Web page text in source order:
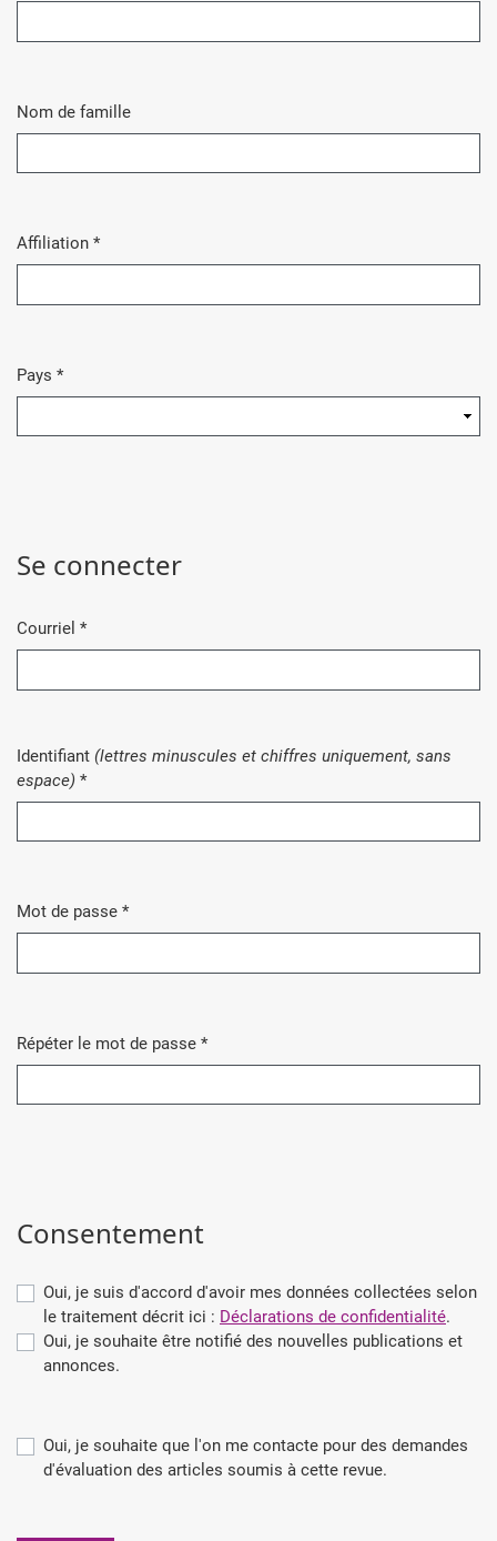
Nom de famille
Affiliation *
Obligatoire
Pays *
Obligatoire
Se connecter
Courriel *
Obligatoire
Identifiant (lettres minuscules et chiffres uniquement, sans
espace) *Obligatoire
Mot de passe *
Obligatoire
Répéter le mot de passe *
Obligatoire
Consentement
Oui, je suis d'accord d'avoir mes données collectées selon
le traitement décrit ici : Déclarations de confidentialité.
Oui, je souhaite être notifié des nouvelles publications et
annonces.
Oui, je souhaite que l'on me contacte pour des demandes
d'évaluation des articles soumis à cette revue.